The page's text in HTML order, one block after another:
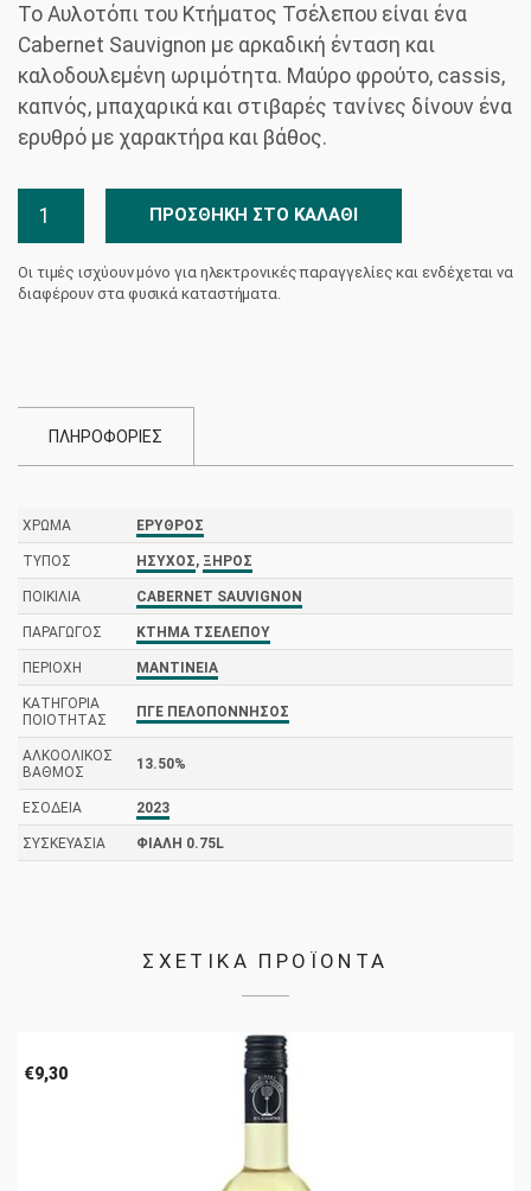
was:
€26,60.
τιμή
είναι:
€23,94.
Το Αυλοτόπι του Κτήματος Τσέλεπου είναι ένα
Cabernet Sauvignon με αρκαδική ένταση και
καλοδουλεμένη ωριμότητα. Μαύρο φρούτο, cassis,
καπνός, μπαχαρικά και στιβαρές τανίνες δίνουν ένα
ερυθρό με χαρακτήρα και βάθος.
Αυλοτόπι
Κτήμα
Τσέλεπου
ΠΡΟΣΘΉΚΗ ΣΤΟ ΚΑΛΆΘΙ
Οι τιμές ισχύουν μόνο για ηλεκτρονικές παραγγελίες και ενδέχεται να
διαφέρουν στα φυσικά καταστήματα.
ΠΛΗΡΟΦΟΡΙΕΣ
ΧΡΏΜΑ ΕΡΥΘΡΌΣ
ΤΎΠΟΣ ΉΣΥΧΟΣ, ΞΗΡΌΣ
ΠΟΙΚΙΛΊΑ CABERNET SAUVIGNON
ΠΑΡΑΓΩΓΌΣ ΚΤΉΜΑ ΤΣΈΛΕΠΟΥ
ΠΕΡΙΟΧΉ ΜΑΝΤΙΝΕΊΑ
ΚΑΤΗΓΟΡΊΑ
ΠΟΙΌΤΗΤΑΣ
ΠΓΕ ΠΕΛΟΠΌΝΝΗΣΟΣ
ΑΛΚΟΟΛΙΚΌΣ
ΒΑΘΜΌΣ
13.50%
ΕΣΟΔΕΊΑ 2023
ΣΥΣΚΕΥΑΣΊΑ ΦΙΆΛΗ 0.75L
ΣΧΕΤΙΚΑ ΠΡΟΪΟΝΤΑ
€9,30